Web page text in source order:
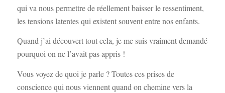
qui va nous permettre de réellement baisser le ressentiment,
les tensions latentes qui existent souvent entre nos enfants.
Quand j’ai découvert tout cela, je me suis vraiment demandé
pourquoi on ne l’avait pas appris !
Vous voyez de quoi je parle ? Toutes ces prises de
conscience qui nous viennent quand on chemine vers la